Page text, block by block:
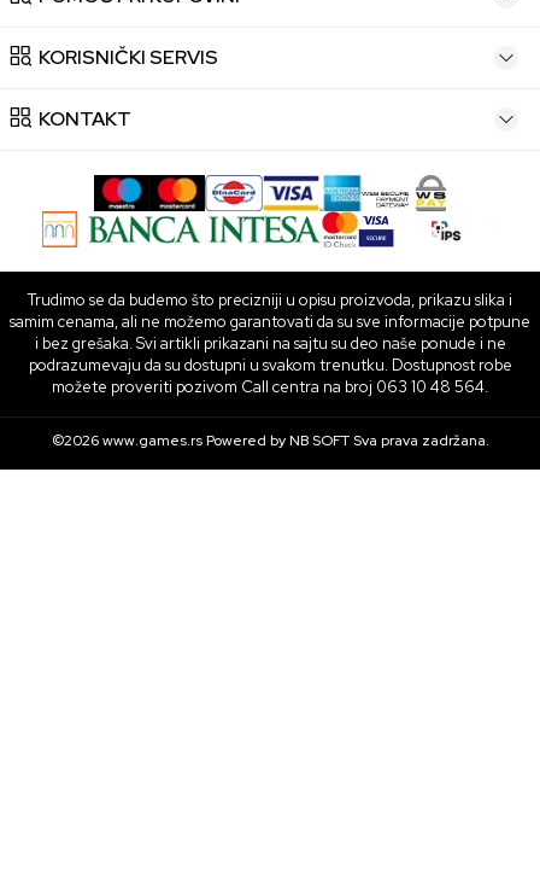
KORISNIČKI SERVIS
KONTAKT
Trudimo se da budemo što precizniji u opisu proizvoda, prikazu slika i
samim cenama, ali ne možemo garantovati da su sve informacije potpune
i bez grešaka. Svi artikli prikazani na sajtu su deo naše ponude i ne
podrazumevaju da su dostupni u svakom trenutku. Dostupnost robe
možete proveriti pozivom Call centra na broj 063 10 48 564.
©2026www.games.rs Powered byNB SOFTSva prava zadržana.